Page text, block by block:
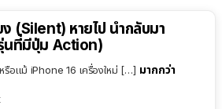
(Silent) หายไป นำกลับมา
นที่มีปุ่ม Action)
รือแม้ iPhone 16 เครื่องใหม่ […] มากกว่า